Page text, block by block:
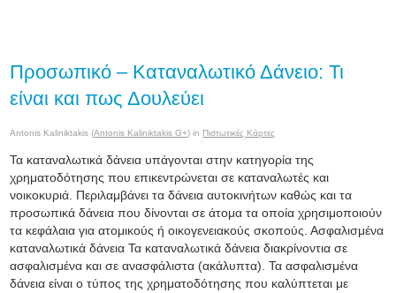
Προσωπικό – Καταναλωτικό Δάνειο: Τι
είναι και πως Δουλεύει
Antonis Kaliniktakis (Antonis Kaliniktakis G+) in Πιστωτικές Κάρτες
Τα καταναλωτικά δάνεια υπάγονται στην κατηγορία της
χρηματοδότησης που επικεντρώνεται σε καταναλωτές και
νοικοκυριά. Περιλαμβάνει τα δάνεια αυτοκινήτων καθώς και τα
προσωπικά δάνεια που δίνονται σε άτομα τα οποία χρησιμοποιούν
τα κεφάλαια για ατομικούς ή οικογενειακούς σκοπούς. Ασφαλισμένα
καταναλωτικά δάνεια Τα καταναλωτικά δάνεια διακρίνοντια σε
ασφαλισμένα και σε ανασφάλιστα (ακάλυπτα). Τα ασφαλισμένα
δάνεια είναι ο τύπος της χρηματοδότησης που καλύπτεται με